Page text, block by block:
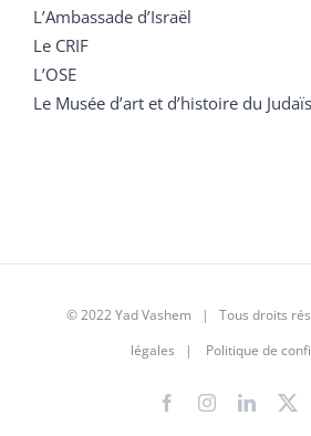
L’Ambassade d’Israël
Le CRIF
L’OSE
Le Musée d’art et d’histoire du
© 2022 Yad Vashem | Tous droits
légales | Politique de
FacebookInstagramLinkedIn
X